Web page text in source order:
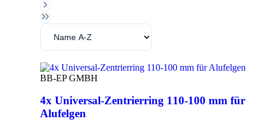
BB-EP GMBH
4x Universal-Zentrierring 110-100 mm für
Alufelgen